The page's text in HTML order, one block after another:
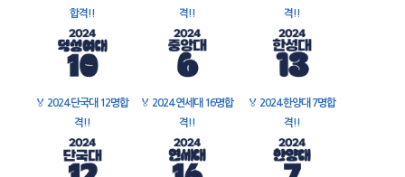
합격!!
격!!
격!!
🏅 2024 단국대 12명합
격!!
🏅 2024 연세대 16명합
격!!
🏅 2024 한양대 7명합
격!!